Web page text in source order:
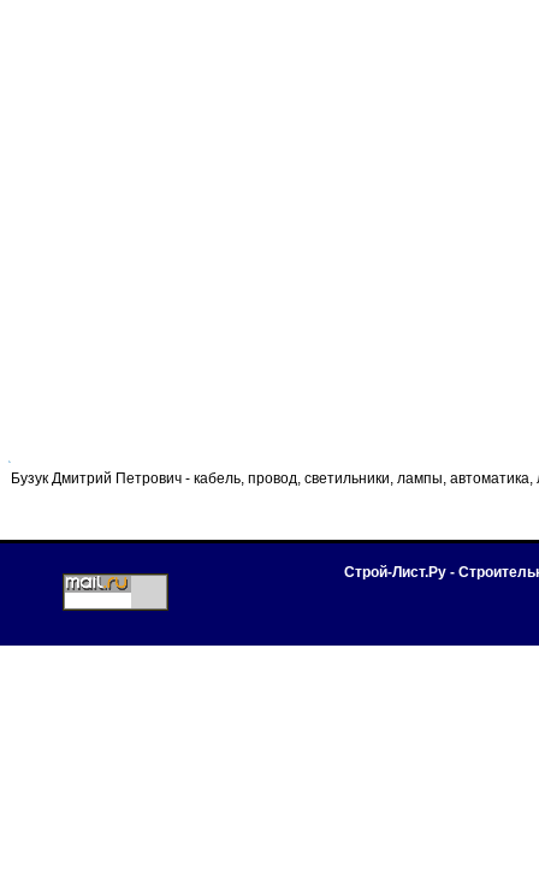
Бузук Дмитрий Петрович - кабель, провод, светильники, лампы,
Строй-Лист.Ру -